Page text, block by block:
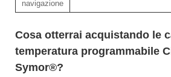
navigazione
Cosa otterrai acquistando le
temperatura programmabile
Symor®?